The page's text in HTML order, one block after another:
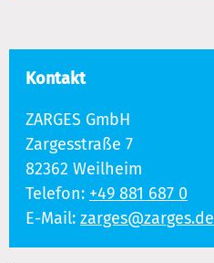
Kontakt
ZARGES GmbH
Zargesstraße 7
82362 Weilheim
Telefon: +49 881 687 0
E-Mail: zarges@zarges.de